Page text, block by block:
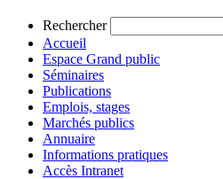
Rechercher
Accueil
Espace Grand public
Séminaires
Publications
Emplois, stages
Marchés publics
Annuaire
Informations pratiques
Accès Intranet